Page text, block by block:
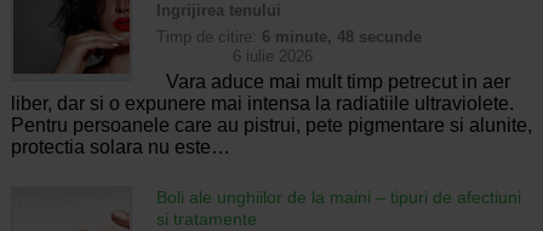
Ingrijirea tenului
Timp de citire: 6 minute, 48 secunde
6 iulie 2026
Vara aduce mai mult timp petrecut in aer
liber, dar si o expunere mai intensa la radiatiile ultraviolete.
Pentru persoanele care au pistrui, pete pigmentare si alunite,
protectia solara nu este…
Boli ale unghiilor de la maini – tipuri de afectiuni
si tratamente